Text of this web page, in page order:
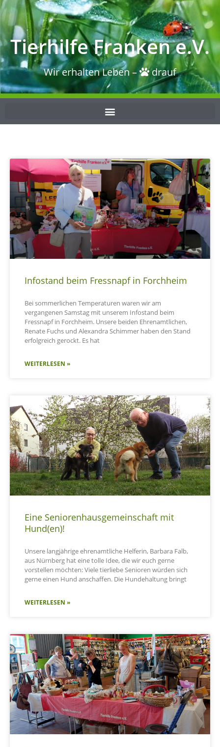
Tierhilfe Franken e.V.
Wir erhalten Leben – drauf
Infostand beim Fressnapf in Forchheim
Bei sommerlichen Temperaturen waren wir am
vergangenen Samstag mit unserem Infostand beim
Fressnapf in Forchheim. Unsere beiden Ehrenamtlichen,
Renate Fuchs und Alexandra Schimmer haben den Stand
erfolgreich gerockt. Es hat
WEITERLESEN »
Eine Seniorenhausgemeinschaft mit
Hund(en)!
Unsere langjährige ehrenamtliche Helferin, Barbara Falb,
aus Nürnberg hat eine tolle Idee, die wir euch gerne
vorstellen möchten: Viele tierliebe Senioren würden sich
gerne einen Hund anschaffen. Die Hundehaltung bringt
WEITERLESEN »